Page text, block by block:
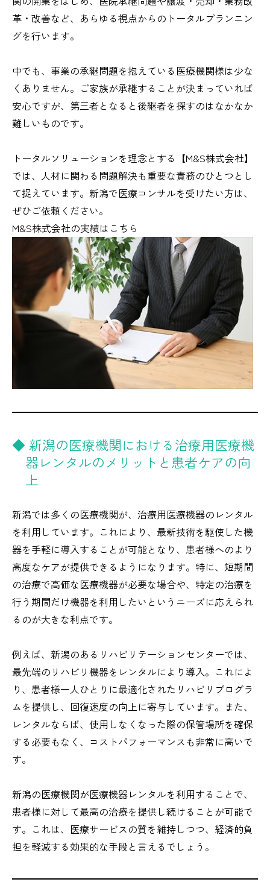
革・改善など、あらゆる視点からのトータルプランニン
グを行います。
中でも、事業の承継問題を抱えている医療機関様は少な
くありません。ご家族が承継することが決まっていれば
安心ですが、第三者となると後継者を探すのはなかなか
難しいものです。
トータルソリューションを理念とする【M&S株式会社】
では、人材に関わる問題解決も重要な責務のひとつとし
て捉えています。新潟で医療コンサルを受けたい方は、
ぜひご依頼ください。
M&S株式会社の実績はこちら
◆ 新潟の医療機関における治療用医療機
器レンタルのメリットと患者ケアの向
上
新潟では多くの医療機関が、治療用医療機器のレンタル
を利用しています。これにより、最新技術を駆使した機
器を手軽に導入することが可能となり、患者様へのより
高度なケアが提供できるようになります。特に、短期間
の治療で高価な医療機器が必要な場合や、特定の治療を
行う期間だけ機器を利用したいというニーズに応えられ
るのが大きな利点です。
例えば、新潟のあるリハビリテーションセンターでは、
最先端のリハビリ機器をレンタルにより導入。これによ
り、患者様一人ひとりに最適化されたリハビリプログラ
ムを提供し、回復速度の向上に寄与しています。また、
レンタルならば、使用しなくなった際の保管場所を確保
する必要もなく、コストパフォーマンスも非常に高いで
す。
新潟の医療機関が医療機器レンタルを利用することで、
患者様に対して最高の治療を提供し続けることが可能で
す。これは、医療サービスの質を維持しつつ、経済的負
担を軽減する効果的な手段と言えるでしょう。